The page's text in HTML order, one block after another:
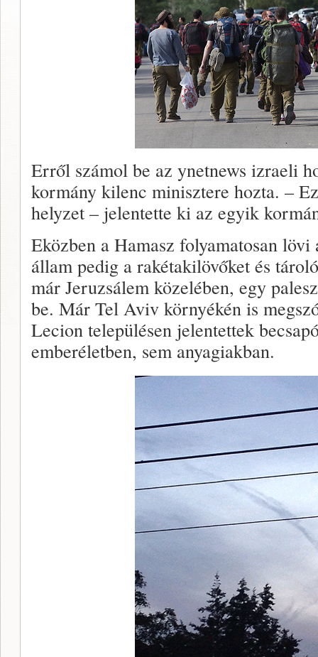
Erről számol be az ynetnews izraeli
kormány kilenc minisztere hozta. –
helyzet – jelentette ki az egyik
Eközben a Hamasz folyamatosan
állam pedig a rakétakilövőket és
már Jeruzsálem közelében, egy
be. Már Tel Aviv környékén is
Lecion településen jelentettek
emberéletben, sem anyagiakban.